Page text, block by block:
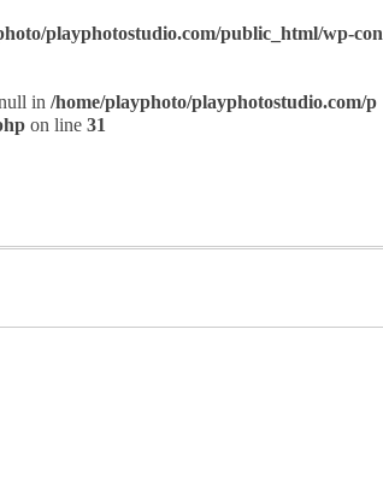
playphotostudio.com/public_html/wp-con
in /home/playphoto/playphotostudio.com/p
on line 31